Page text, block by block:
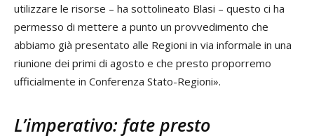
utilizzare le risorse – ha sottolineato Blasi – questo ci ha
permesso di mettere a punto un provvedimento che
abbiamo già presentato alle Regioni in via informale in una
riunione dei primi di agosto e che presto proporremo
ufficialmente in Conferenza Stato-Regioni».
L’imperativo: fate presto